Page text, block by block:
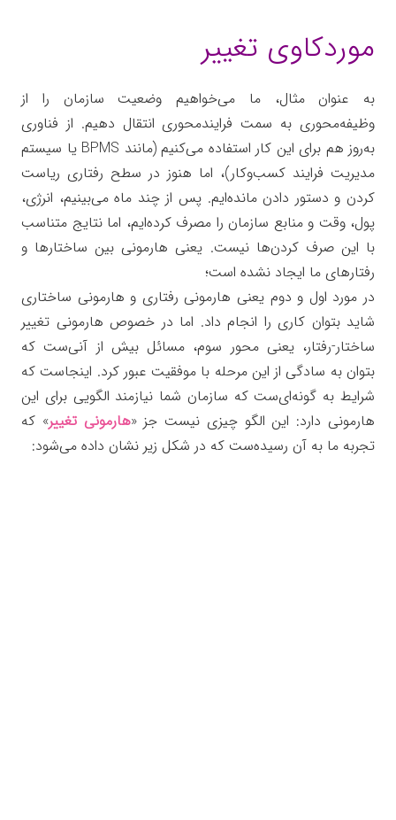
موردکاوی تغییر
به عنوان مثال، ما می‌خواهیم وضعیت سازمان را از
وظیفه‌محوری به سمت فرایندمحوری انتقال دهیم. از فناوری
به‌روز هم برای این کار استفاده می‌کنیم (مانند BPMS یا سیستم
مدیریت فرایند کسب‌وکار)، اما هنوز در سطح رفتاری ریاست
کردن و دستور دادن مانده‌ایم. پس از چند ماه می‌بینیم، انرژی،
پول، وقت و منابع سازمان را مصرف کرده‌ایم، اما نتایج متناسب
با این صرف کردن‌ها نیست. یعنی هارمونی بین ساختارها و
رفتارهای ما ایجاد نشده است؛
در مورد اول و دوم یعنی هارمونی رفتاری و هارمونی ساختاری
شاید بتوان کاری را انجام داد. اما در خصوص هارمونی تغییر
ساختار-رفتار، یعنی محور سوم، مسائل بیش از آنی‌ست که
بتوان به سادگی از این مرحله با موفقیت عبور کرد. اینجاست که
شرایط به گونه‌ای‌ست که سازمان شما نیازمند الگویی برای این
هارمونی دارد: این الگو چیزی نیست جز «هارمونی تغییر» که
تجربه ما به آن رسیده‌ست که در شکل زیر نشان داده می‌شود: